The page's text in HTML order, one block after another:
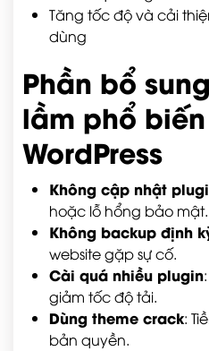
Tăng tốc độ và cải
dùng
Phần bổ
lầm phổ
WordPress
Không cập nhật
hoặc lỗ hổng bảo mật.
Không backup định
website gặp sự cố.
Cài quá nhiều plugin
giảm tốc độ tải.
Dùng theme crack:
bản quyền.